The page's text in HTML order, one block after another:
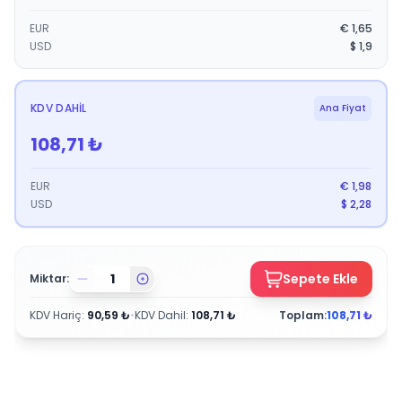
EUR € 1,65
USD
$ 1,9
KDV DAHIL Ana Fiyat
108,71₺
EUR € 1,98
USD
$ 2,28
Miktar: Sepete Ekle
KDV Hariç: 90,59 ₺•KDV Dahil: 108,71 ₺ Toplam:108,71 ₺